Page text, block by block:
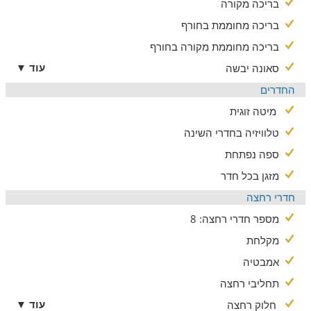
טיילת נהריה
מערת קשת
מסלולי רכיבה על אופניים
טיולי טרקטורונים
סיורי יקבים
מסעדות מגוונות
ועוד...
בריכה מקורה
בריכה מחוממת בחורף
בריכה מחוממת מקורה בחורף
סאונה יבשה
עוד ▼
החדרים
מיטה זוגית
טלוויזיה בחדרי השינה
ספה נפתחת
מזגן בכל חדר
חדרי רחצה
מספר חדרי רחצה: 8
מקלחת
אמבטיה
תחליבי רחצה
חלוק רחצה
עוד ▼